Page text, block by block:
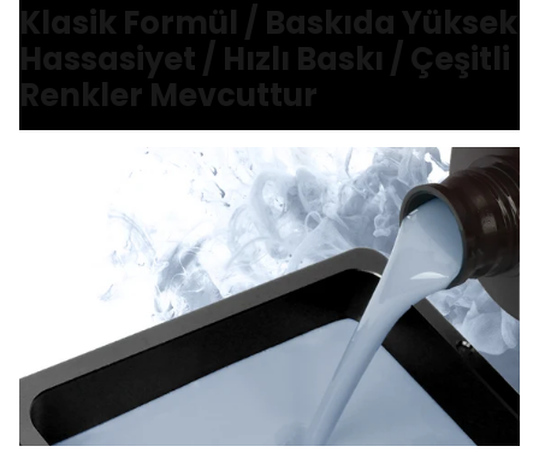
Klasik Formül / Baskıda Yüksek
Hassasiyet / Hızlı Baskı / Çeşitli
Renkler Mevcuttur